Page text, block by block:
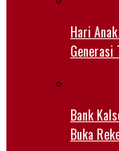
Hari
Generasi
Bank
Buka